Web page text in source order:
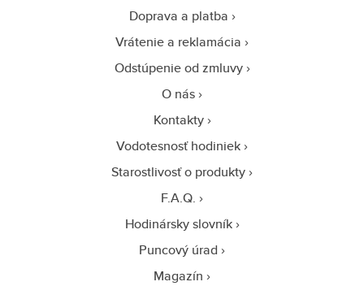
Doprava a platba
Vrátenie a reklamácia
Odstúpenie od zmluvy
O nás
Kontakty
Vodotesnosť hodiniek
Starostlivosť o produkty
F.A.Q.
Hodinársky slovník
Puncový úrad
Magazín